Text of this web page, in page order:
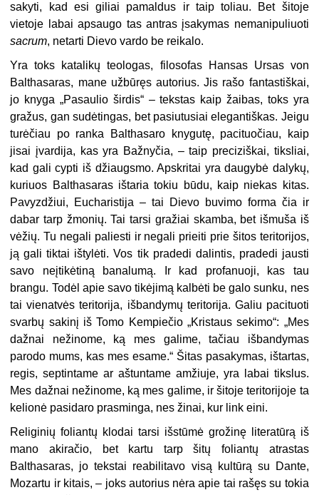
sakyti, kad esi giliai pamaldus ir taip toliau. Bet šitoje
vietoje labai apsaugo tas antras įsakymas nemanipuliuoti
sacrum, netarti Dievo vardo be reikalo.
Yra toks katalikų teologas, filosofas Hansas Ursas von
Balthasaras, mane užbūręs autorius. Jis rašo fantastiškai,
jo knyga „Pasaulio širdis“ – tekstas kaip žaibas, toks yra
gražus, gan sudėtingas, bet pasiutusiai elegantiškas. Jeigu
turėčiau po ranka Balthasaro knygutę, pacituočiau, kaip
jisai įvardija, kas yra Bažnyčia, – taip preciziškai, tiksliai,
kad gali cypti iš džiaugsmo. Apskritai yra daugybė dalykų,
kuriuos Balthasaras ištaria tokiu būdu, kaip niekas kitas.
Pavyzdžiui, Eucharistija – tai Dievo buvimo forma čia ir
dabar tarp žmonių. Tai tarsi gražiai skamba, bet išmuša iš
vėžių. Tu negali paliesti ir negali prieiti prie šitos teritorijos,
ją gali tiktai ištylėti. Vos tik pradedi dalintis, pradedi jausti
savo neįtikėtiną banalumą. Ir kad profanuoji, kas tau
brangu. Todėl apie savo tikėjimą kalbėti be galo sunku, nes
tai vienatvės teritorija, išbandymų teritorija. Galiu pacituoti
svarbų sakinį iš Tomo Kempiečio „Kristaus sekimo“: „Mes
dažnai nežinome, ką mes galime, tačiau išbandymas
parodo mums, kas mes esame.“ Šitas pasakymas, ištartas,
regis, septintame ar aštuntame amžiuje, yra labai tikslus.
Mes dažnai nežinome, ką mes galime, ir šitoje teritorijoje ta
kelionė pasidaro prasminga, nes žinai, kur link eini.
Religinių foliantų klodai tarsi išstūmė grožinę literatūrą iš
mano akiračio, bet kartu tarp šitų foliantų atrastas
Balthasaras, jo tekstai reabilitavo visą kultūrą su Dante,
Mozartu ir kitais, – joks autorius nėra apie tai rašęs su tokia